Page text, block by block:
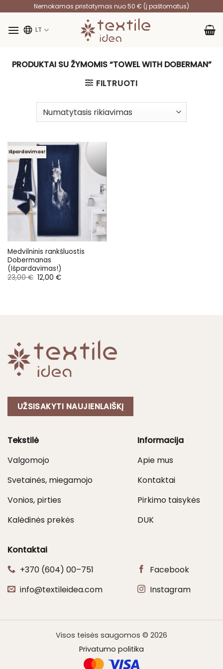
content
Nemokamas pristatymas nuo 50 € (į paštomatus)
LT
PRODUKTAI SU ŽYMOMIS “TOWEL WITH DOBERMAN”
FILTRUOTI
Išpardavimas!
Medvilninis rankšluostis
Dobermanas
(Išpardavimas!)
23,00€ Original
price
12,00 €Current
UŽSISAKYTI NAUJIENLAIŠKĮ
Tekstilė
Valgomojo
Svetainės, miegamojo
Vonios, pirties
Kalėdinės prekės
Informacija
Apie mus
Kontaktai
Pirkimo taisykės
DUK
Kontaktai
+370 (604) 00–751
info@textileidea.com
Facebook
Instagram
Visos teisės saugomos © 2026
Privatumo politika